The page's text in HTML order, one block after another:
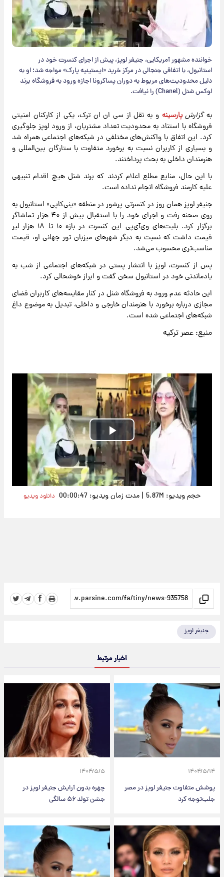
خواننده مشهور آمریکایی، جنیفر لوپز، پیش از اجرای کنسرت خود در
استانبول، با اتفاقی جنجالی در مرکز خرید «ایستینیه پارک» مواجه شد؛ او به
دلیل محدودیت‌های مربوط به دوران پساکرونا اجازه ورود به فروشگاه برند
لوکس شنل (Chanel) را نیافت.
بهگزارشپارسینه و به نقل از سی ان ان ترک، یکی از کارکنان امنیتی
فروشگاه با استناد به محدودیت تعداد مشتریان، از ورود لوپز جلوگیری
کرد. این اتفاق با واکنش‌های مختلفی در شبکه‌های اجتماعی همراه شد
و بسیاری از کاربران نسبت به برخورد متفاوت با ستارگان بین‌المللی و
هنرمندان داخلی به بحث پرداختند.
با این حال، منابع مطلع اعلام کردند که برند شنل هیچ اقدام تنبیهی
علیه کارمند فروشگاه انجام نداده است.
جنیفر لوپز همان روز در کنسرتی پرشور در منطقه «ینی‌کاپی» استانبول به
روی صحنه رفت و اجرای خود را با استقبال بیش از ۴۰ هزار تماشاگر
برگزار کرد. بلیت‌های وی‌آی‌پی این کنسرت در بازه ۱۰ تا ۱۸ هزار لیر
قیمت داشت که نسبت به دیگر شهرهای میزبان تور جهانی او، قیمت
مناسب‌تری محسوب می‌شد.
پس از کنسرت، لوپز با انتشار پستی در شبکه‌های اجتماعی از شب به
یادماندنی خود در استانبول سخن گفت و ابراز خوشحالی کرد.
این حادثه عدم ورود به فروشگاه شنل در کنار مقایسه‌های کاربران فضای
مجازی درباره برخورد با هنرمندان خارجی و داخلی، تبدیل به موضوع داغ
شبکه‌های اجتماعی شده است.
منبع: عصر ترکیه
Play
Video
حجم ویدیو: 5.87M | مدت زمان ویدیو: 00:00:47 دانلود ویدیو
جنیفر لوپز
اخبار مرتبط
۱۴۰۴/۵/۱۴
پوشش متفاوت جنیفر لوپز در مصر
جلب‌توجه کرد
۱۴۰۴/۵/۵
چهره بدون آرایش جنیفر لوپز در
جشن تولد ۵۶ سالگی